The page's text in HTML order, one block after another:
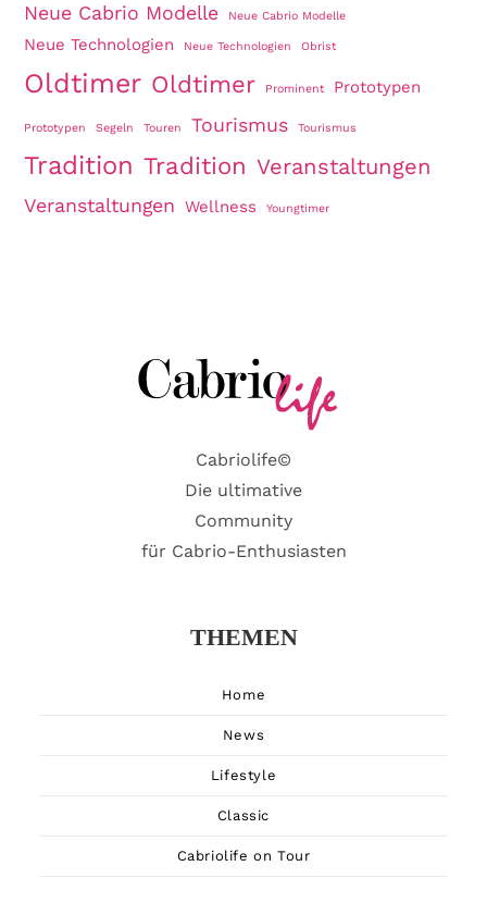
Neue Cabrio Modelle Neue Cabrio Modelle
Neue Technologien Neue Technologien Obrist
Oldtimer Oldtimer Prominent Prototypen
Prototypen Segeln Touren Tourismus Tourismus
Tradition Tradition Veranstaltungen
Veranstaltungen Wellness Youngtimer
Cabriolife©
Die ultimative
Community
für Cabrio-Enthusiasten
THEMEN
Home
News
Lifestyle
Classic
Cabriolife on Tour